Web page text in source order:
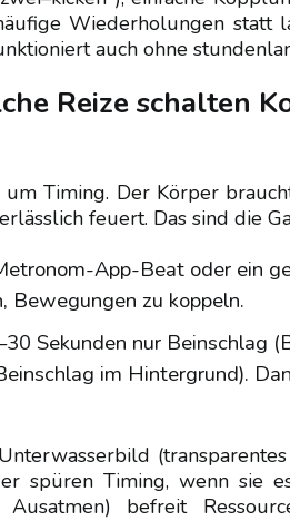
Wiederholungen statt
auch ohne
Reize schalten
Timing. Der Körper
feuert. Das sind die
App-Beat oder ein
Bewegungen zu koppeln.
Sekunden nur Beinschlag
im Hintergrund).
spüren Timing, wenn sie
Ausatmen) befreit